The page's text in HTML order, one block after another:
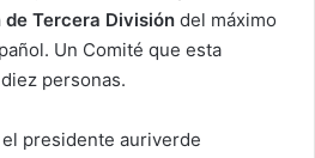
Tercera División del máximo
Un Comité que esta
personas.
presidente auriverde